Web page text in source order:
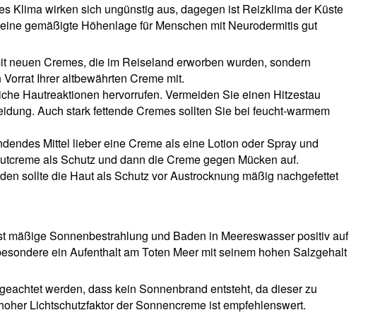
Klima wirken sich ungünstig aus, dagegen ist Reizklima der Küste
gemäßigte Höhenlage für Menschen mit Neurodermitis gut
neuen Cremes, die im Reiseland erworben wurden, sondern
Ihrer altbewährten Creme mit.
Hautreaktionen hervorrufen. Vermeiden Sie einen Hitzestau
Auch stark fettende Cremes sollten Sie bei feucht-warmem
Mittel lieber eine Creme als eine Lotion oder Spray und
als Schutz und dann die Creme gegen Mücken auf.
sollte die Haut als Schutz vor Austrocknung mäßig nachgefettet
mäßige Sonnenbestrahlung und Baden in Meereswasser positiv auf
ein Aufenthalt am Toten Meer mit seinem hohen Salzgehalt
werden, dass kein Sonnenbrand entsteht, da dieser zu
Lichtschutzfaktor der Sonnencreme ist empfehlenswert.